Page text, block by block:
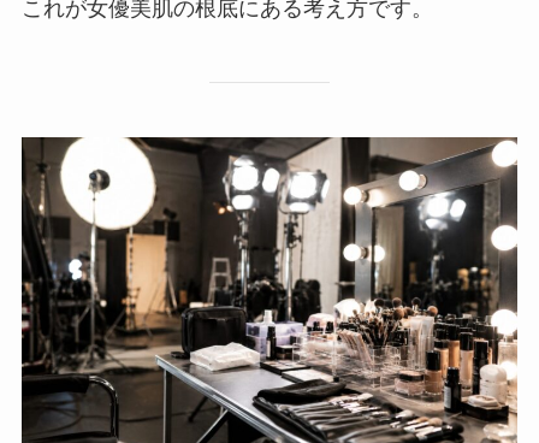
これが女優美肌の根底にある考え方です。